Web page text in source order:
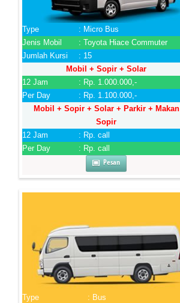
Type
: Micro Bus
Jenis Mobil
: Toyota Hiace Commuter
Jumlah Kursi
: 15
Mobil + Sopir + Solar
12 Jam
: Rp. 1.000.000,-
Per Day
: Rp. 1.100.000,-
Mobil + Sopir + Solar + Parkir + Makan
Sopir
12 Jam
: Rp. call
Per Day
: Rp. call
Pesan
Type
: Bus